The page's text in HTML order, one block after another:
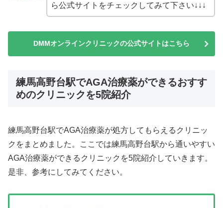
ら公式サイトをチェックしてみて下さい↓↓↓
DMMオンラインクリニックの公式サイトはこちら
練馬高野台駅でAGA治療薬ができるおすす
めのクリニックを5院紹介
練馬高野台駅でAGA治療薬が処方してもらえるクリニッ
クをまとめました。ここでは練馬高野台駅から通いやすい
AGA治療薬ができるクリニックを5院紹介していきます。
是非、参考にしてみてください。